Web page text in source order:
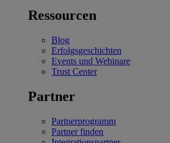
Ressourcen
Blog
Erfolgsgeschichten
Events und Webinare
Trust Center
Partner
Partnerprogramm
Partner finden